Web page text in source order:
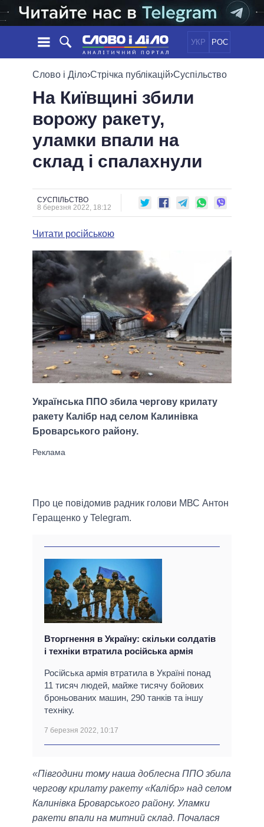
УКР РОС
НОВИНИ
СТРІЧКА
ПОДІЇ
СТАТТІ
ОГЛЯДИ
ДАЙДЖЕСТИ
ПОЛІТИКА
ЕКОНОМІКА
СУСПІЛЬСТВО
ОБIЦЯНКИ
ПОЛIТИКИ
УСІ ПОЛІТИКИ
ПРЕЗИДЕНТ І ОФІС
ВЕРХОВНА РАДА
КАБІНЕТ МІНІСТРІВ
МЕРИ МІСТ
ВСІ ПЕРСОНИ
ПІДТРИМАТИ
ПОРІВНЯННЯ ПОЛІТИКІВ
Слово і Діло›Стрічка публікацій›Суспільство
На Київщині збили
ворожу ракету,
уламки впали на
склад і спалахнули
СУСПІЛЬСТВО
8 березня 2022, 18:12
Читати російською
Українська ППО збила чергову крилату
ракету Калібр над селом Калинівка
Броварського району.
Про це повідомив радник голови МВС Антон
Геращенко у Telegram.
Вторгнення в Україну: скільки солдатів
і техніки втратила російська армія
Російська армія втратила в Україні понад
11 тисяч людей, майже тисячу бойових
броньованих машин, 290 танків та іншу
техніку.
7 березня 2022, 10:17
«Півгодини тому наша доблесна ППО збила
чергову крилату ракету «Калібр» над селом
Калинівка Броварського району. Уламки
ракети впали на митний склад. Почалася